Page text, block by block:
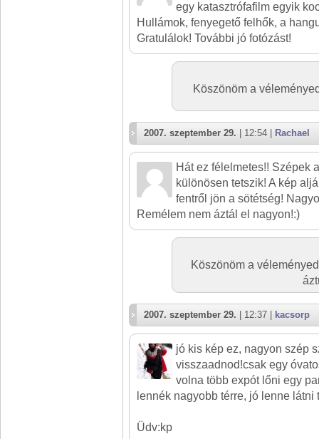
egy katasztrófafilm egyik
Hullámok, fenyegető felhők, a
Gratulálok! További jó fotózást!
Köszönöm a
2007. szeptember 29. | 12:54 | Rachael
Hát ez félelmetes!! Szépek
különösen tetszik! A kép
fentről jön a sötétség!
Remélem nem áztál el nagyon!:)
Köszönöm a
2007. szeptember 29. | 12:37 | kacsorp
jó kis kép ez, nagyon szép
visszaadnod!csak egy
volna több expót lőni egy
lennék nagyobb térre, jó lenne látni
Üdv:kp